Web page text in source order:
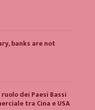
banks are not
dei Paesi Bassi
tra Cina e USA